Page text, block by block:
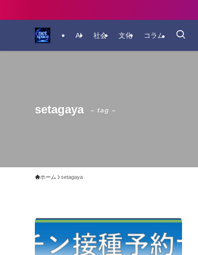
AI 社会 文化 コラム
setagaya – tag –
ホーム setagaya